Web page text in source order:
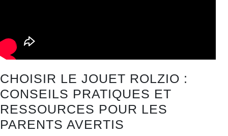
CHOISIR LE JOUET ROLZIO :
CONSEILS PRATIQUES ET
RESSOURCES POUR LES
PARENTS AVERTIS